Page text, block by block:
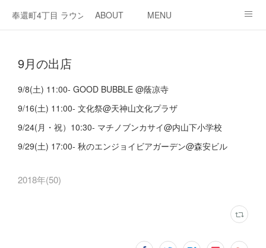
奉還町4丁目 ラウンジ・カド
ABOUT MENU
9月の出店
9/8(土) 11:00- GOOD BUBBLE @蔭凉寺
9/16(土) 11:00- 文化祭@天神山文化プラザ
9/24(月・祝）10:30- マチノブンカサイ@内山下小学校
9/29(土) 17:00- 秋のエンジョイビアガーデン@森安ビル
2018年(50)